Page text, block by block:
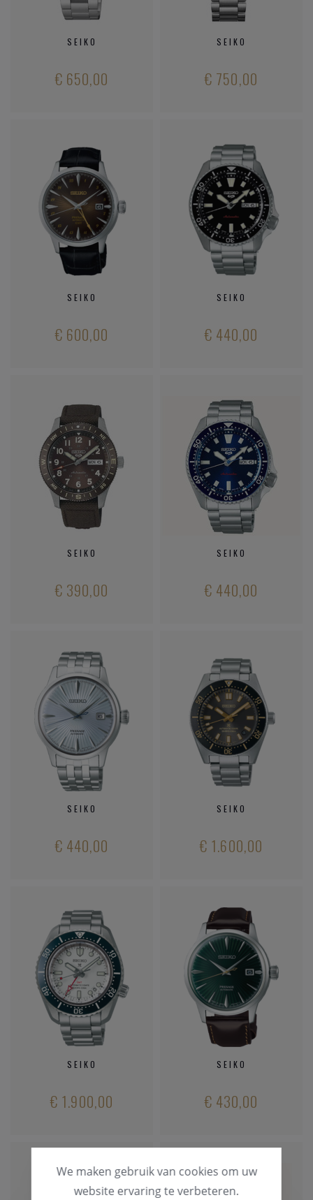
SEIKO
€ 650,00
SEIKO
€ 750,00
SEIKO
€ 600,00
SEIKO
€ 440,00
SEIKO
€ 390,00
SEIKO
€ 440,00
SEIKO
€ 440,00
SEIKO
€ 1.600,00
SEIKO
€ 1.900,00
SEIKO
€ 430,00
We maken gebruik van cookies om uw
website ervaring te verbeteren.